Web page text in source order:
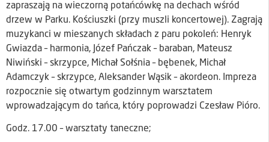
zapraszają na wieczorną potańcówkę na dechach wśród
drzew w Parku. Kościuszki (przy muszli koncertowej). Zagrają
muzykanci w mieszanych składach z paru pokoleń: Henryk
Gwiazda – harmonia, Józef Pańczak – baraban, Mateusz
Niwiński – skrzypce, Michał Sołśnia – bębenek, Michał
Adamczyk – skrzypce, Aleksander Wąsik – akordeon. Impreza
rozpocznie się otwartym godzinnym warsztatem
wprowadzającym do tańca, który poprowadzi Czesław Pióro.
Godz. 17.00 – warsztaty taneczne;